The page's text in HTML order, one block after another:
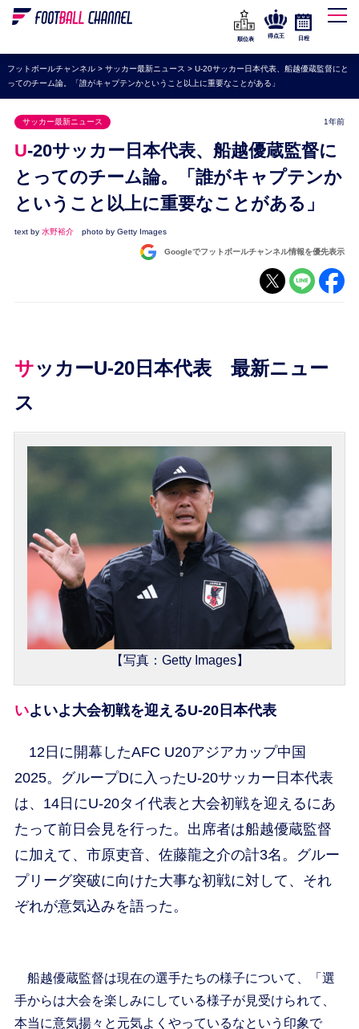
WEリーグ
海外サッカー
プレミアリーグ
ラ・リーガ
セリエA
ブンデスリーガ
UEFA
ナショナルチーム
順位表
得点王 日程
フットボールチャンネル> サッカー最新ニュース > U-20サッカー日本代表、船越優蔵監督にと
ってのチーム論。「誰がキャプテンかということ以上に重要なことがある」
サッカー最新ニュース 1年前
U-20サッカー日本代表、船越優蔵監督に
とってのチーム論。「誰がキャプテンか
ということ以上に重要なことがある」
text by 水野裕介 photo by Getty Images
Googleでフットボールチャンネル情報を優先表示
サッカーU-20日本代表 最新ニュー
ス
【写真：Getty Images】
いよいよ大会初戦を迎えるU-20日本代表
12日に開幕したAFC U20アジアカップ中国
2025。グループDに入ったU-20サッカー日本代表
は、14日にU-20タイ代表と大会初戦を迎えるにあ
たって前日会見を行った。出席者は船越優蔵監督
に加えて、市原吏音、佐藤龍之介の計3名。グルー
プリーグ突破に向けた大事な初戦に対して、それ
ぞれが意気込みを語った。
船越優蔵監督は現在の選手たちの様子について、「選
手からは大会を楽しみにしている様子が見受けられて、
本当に意気揚々と元気よくやっているなという印象で